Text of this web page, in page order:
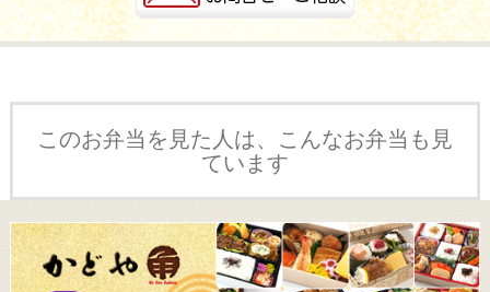
このお弁当を見た人は、こんなお弁当も見
ています